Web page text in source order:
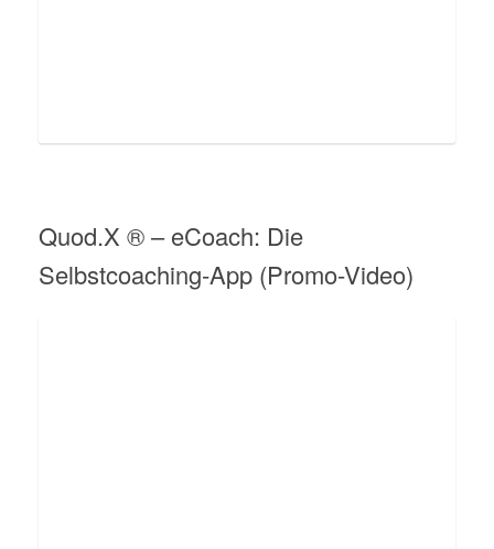
Quod.X ® – eCoach: Die
Selbstcoaching-App (Promo-Video)